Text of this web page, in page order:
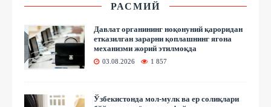
РАСМИЙ
Давлат органининг ноқонуний қароридан
етказилган зарарни қоплашнинг ягона
механизми жорий этилмоқда
03.08.2026 1 857
Ўзбекистонда мол-мулк ва ер солиқлари